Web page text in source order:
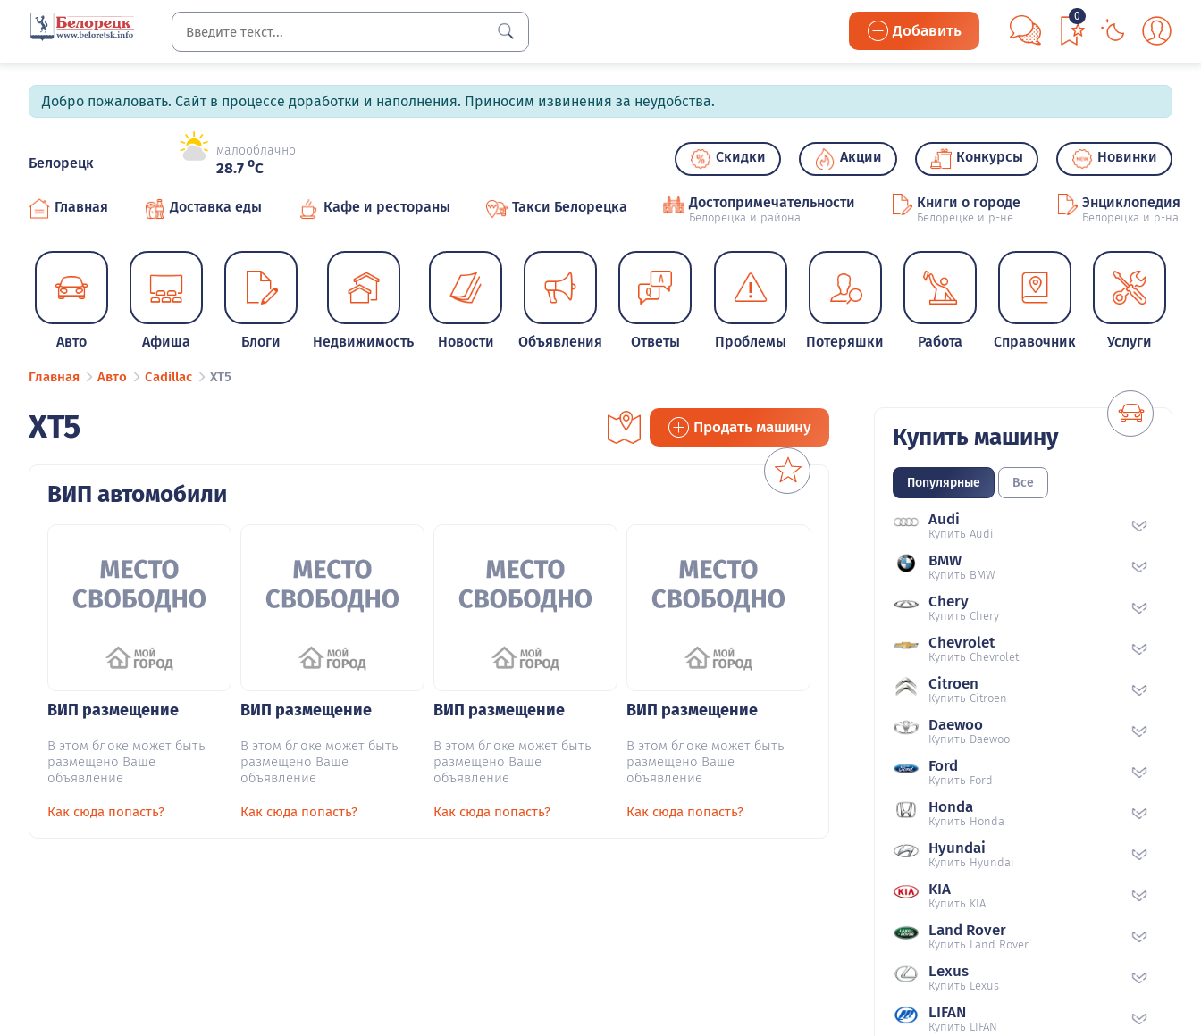
Добавить
0
Добро пожаловать. Сайт в процессе доработки и наполнения. Приносим извинения за неудобства.
Белорецк
малооблачно
28.7 oC
Скидки Акции Конкурсы Новинки
Главная Доставка еды Кафе и рестораны Такси Белорецка Достопримечательности
Белорецка и района
Книги о городе
Белорецке и р-не
Энциклопедия
Белорецка и р-на
Авто Афиша Блоги Недвижимость Новости Объявления Ответы Проблемы Потеряшки Работа Справочник Услуги
Главная Авто Cadillac XT5
XT5 Продать машину
ВИП автомобили
ВИП размещение
В этом блоке может быть
размещено Ваше
объявление
Как сюда попасть?
ВИП размещение
В этом блоке может быть
размещено Ваше
объявление
Как сюда попасть?
ВИП размещение
В этом блоке может быть
размещено Ваше
объявление
Как сюда попасть?
ВИП размещение
В этом блоке может быть
размещено Ваше
объявление
Как сюда попасть?
Купить машину
Популярные Все
Audi
Купить Audi
BMW
Купить BMW
Chery
Купить Chery
Chevrolet
Купить Chevrolet
Citroen
Купить Citroen
Daewoo
Купить Daewoo
Ford
Купить Ford
Honda
Купить Honda
Hyundai
Купить Hyundai
KIA
Купить KIA
Land Rover
Купить Land Rover
Lexus
Купить Lexus
LIFAN
Купить LIFAN